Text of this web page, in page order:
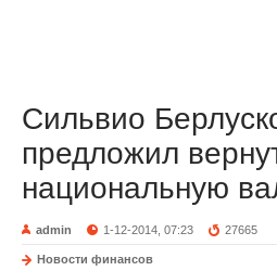
Сильвио
предложил
национальную
admin 1-12-2014, 07:23 27665
Новости финансов